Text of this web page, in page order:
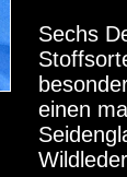
Sechs
einen